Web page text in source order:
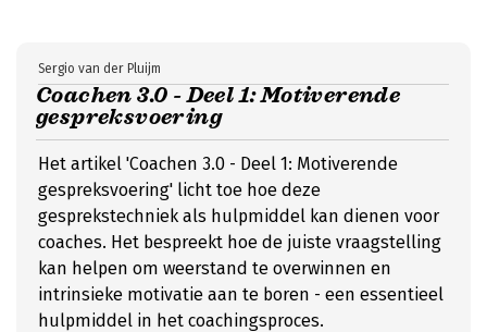
Coachen 3.0 - Deel 1: Motiverende
gespreksvoering
Sergio van der Pluijm
Het artikel 'Coachen 3.0 - Deel 1: Motiverende
gespreksvoering' licht toe hoe deze
gesprekstechniek als hulpmiddel kan dienen voor
coaches. Het bespreekt hoe de juiste vraagstelling
kan helpen om weerstand te overwinnen en
intrinsieke motivatie aan te boren - een essentieel
hulpmiddel in het coachingsproces.